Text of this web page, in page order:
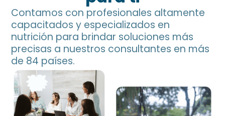
Contamos con profesionales altamente
capacitados y especializados en
nutrición para brindar soluciones más
precisas a nuestros consultantes en más
de 84 países.